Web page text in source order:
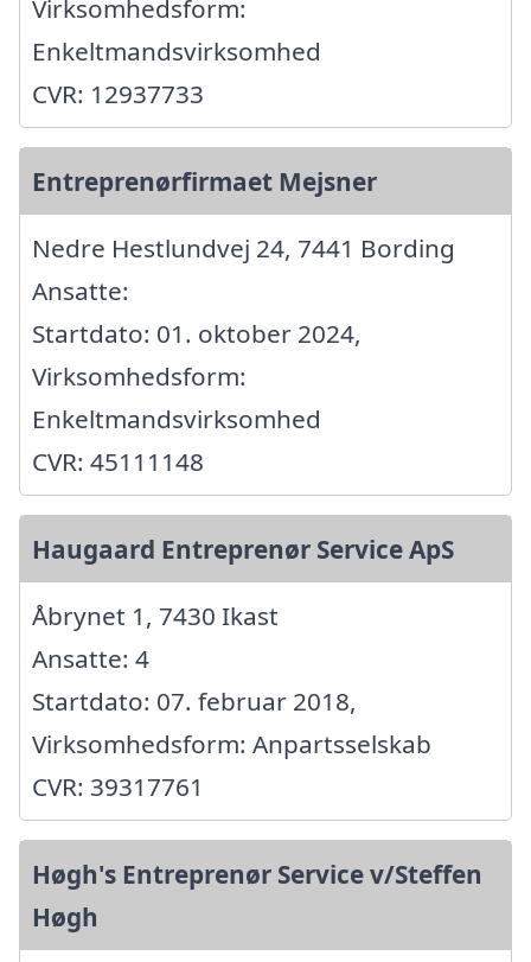
Virksomhedsform:
Enkeltmandsvirksomhed
CVR: 12937733
Entreprenørfirmaet Mejsner
Nedre Hestlundvej 24, 7441 Bording
Ansatte:
Startdato: 01. oktober 2024,
Virksomhedsform:
Enkeltmandsvirksomhed
CVR: 45111148
Haugaard Entreprenør Service ApS
Åbrynet 1, 7430 Ikast
Ansatte: 4
Startdato: 07. februar 2018,
Virksomhedsform: Anpartsselskab
CVR: 39317761
Høgh's Entreprenør Service v/Steffen
Høgh